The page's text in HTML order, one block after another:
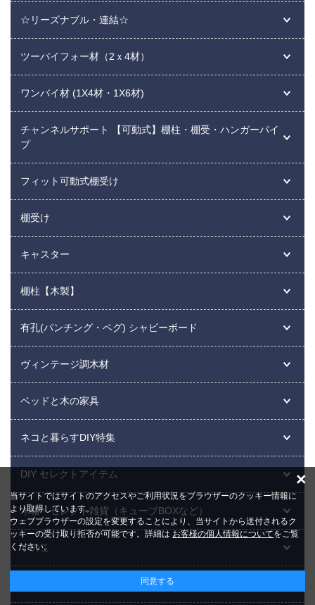
☆リーズナブル・連結☆
ツーバイフォー材（2ｘ4材）
ワンバイ材 (1X4材・1X6材)
チャンネルサポート 【可動式】棚柱・棚受・ハンガーパイ
プ
フィット可動式棚受け
棚受け
キャスター
棚柱【木製】
有孔(パンチング・ペグ) シャビーボード
ヴィンテージ調木材
ベッドと木の家具
ネコと暮らすDIY特集
DIY セレクトアイテム
木箱・セレクト雑貨（キューブBOXなど）
すのこ
ネジ・コーススレッド・サンドペーパー
当サイトではサイトのアクセスやご利用状況をブラウザーのクッキー情報に
より取得しています。
ウェブブラウザーの設定を変更することにより、当サイトから送付されるク
ッキーの受け取り拒否が可能です。詳細は お客様の個人情報についてをご覧
ください。
同意する
×